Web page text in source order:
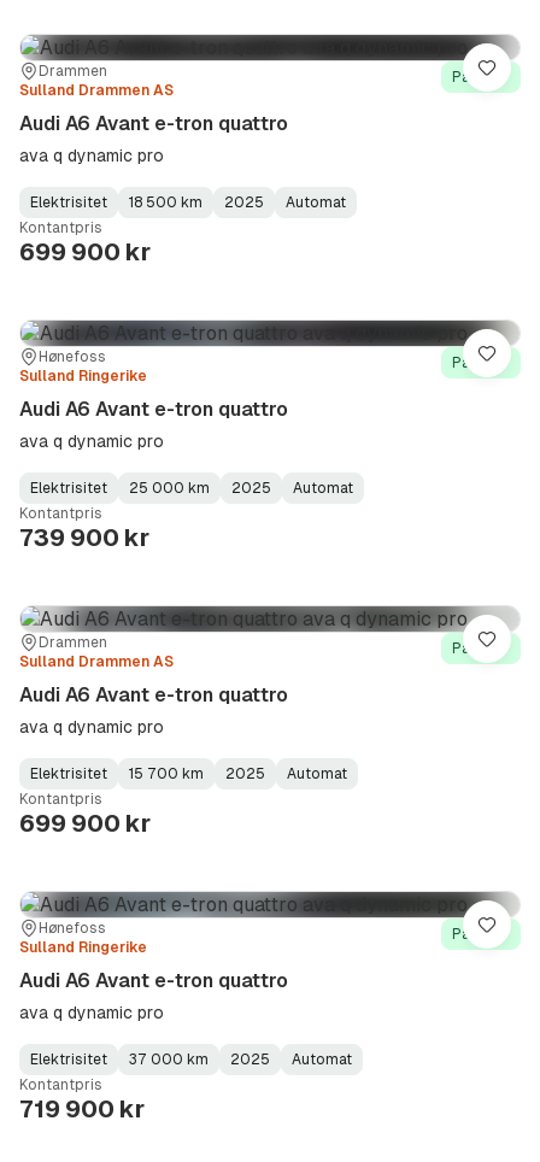
Sted:Drammen
Forhandler:
Sulland Drammen AS
På lager
Audi A6 Avant e-tron quattro
ava q dynamic pro
Fuel
Type:
Elektrisitet
Kilometerstand:
18 500 km
Model
Year:
2025
Gearbox
Type:
Automat
Kontantpris
699 900 kr
Lagre
Sted:Hønefoss
Forhandler:
Sulland Ringerike
På lager
Audi A6 Avant e-tron quattro
ava q dynamic pro
Fuel
Type:
Elektrisitet
Kilometerstand:
25 000 km
Model
Year:
2025
Gearbox
Type:
Automat
Kontantpris
739 900 kr
Lagre
Sted:Drammen
Forhandler:
Sulland Drammen AS
På lager
Audi A6 Avant e-tron quattro
ava q dynamic pro
Fuel
Type:
Elektrisitet
Kilometerstand :
15 700 km
Model
Year:
2025
Gearbox
Type:
Automat
Kontantpris
699 900 kr
Lagre
Sted:Hønefoss
Forhandler:
Sulland Ringerike
På lager
Audi A6 Avant e-tron quattro
ava q dynamic pro
Fuel
Type:
Elektrisitet
Kilometerstand:
37 000 km
Model
Year:
2025
Gearbox
Type:
Automat
Kontantpris
719 900 kr
Lagre